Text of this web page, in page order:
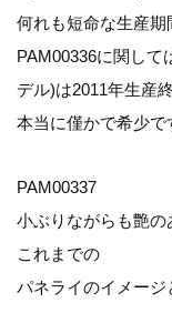
何れも短命な生産期
PAM00336に関して
デル)は2011年生産
本当に僅かで希少で
PAM00337
小ぶりながらも艶の
これまでの
パネライのイメージ